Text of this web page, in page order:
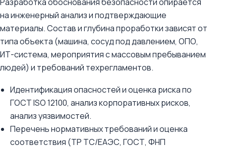
на инженерный анализ и подтверждающие
материалы. Состав и глубина проработки зависят от
типа объекта (машина, сосуд под давлением, ОПО,
ИТ-система, мероприятия с массовым пребыванием
людей) и требований техрегламентов.
Идентификация опасностей и оценка риска по
ГОСТ ISO 12100, анализ корпоративных рисков,
анализ уязвимостей.
Перечень нормативных требований и оценка
соответствия (ТР ТС/ЕАЭС, ГОСТ, ФНП